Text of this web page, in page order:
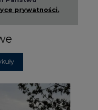
prywatności.